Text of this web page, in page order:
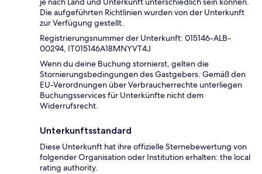
Die aufgeführten Richtlinien wurden von der Unterkunft
zur Verfügung gestellt.
Registrierungsnummer der Unterkunft: 015146-ALB-
00294, IT015146A18MNYVT4J
Wenn du deine Buchung stornierst, gelten die
Stornierungsbedingungen des Gastgebers. Gemäß den
EU-Verordnungen über Verbraucherrechte unterliegen
Buchungsservices für Unterkünfte nicht dem
Widerrufsrecht.
Unterkunftsstandard
Diese Unterkunft hat ihre offizielle Sternebewertung von
folgender Organisation oder Institution erhalten: the local
rating authority.